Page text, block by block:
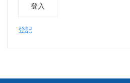
登入
登記